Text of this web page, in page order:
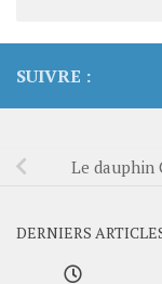
SUIVRE :
Le dauphin
DERNIERS